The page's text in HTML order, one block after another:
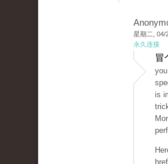
星期二, 04/
永久连接
冒
is